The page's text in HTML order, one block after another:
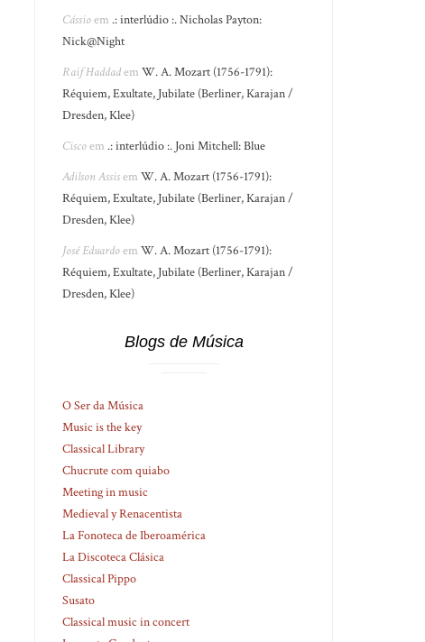
Cássioem .: interlúdio :. Nicholas Payton:
Nick@Night
Raif HaddademW. A. Mozart (1756-1791):
Réquiem, Exultate, Jubilate (Berliner, Karajan /
Dresden, Klee)
Ciscoem .: interlúdio :. Joni Mitchell: Blue
Adilson AssisemW. A. Mozart (1756-1791):
Réquiem, Exultate, Jubilate (Berliner, Karajan /
Dresden, Klee)
José EduardoemW. A. Mozart (1756-1791):
Réquiem, Exultate, Jubilate (Berliner, Karajan /
Dresden, Klee)
Blogs de Música
O Ser da Música
Music is the key
Classical Library
Chucrute com quiabo
Meeting in music
Medieval y Renacentista
La Fonoteca de Iberoamérica
La Discoteca Clásica
Classical Pippo
Susato
Classical music in concert